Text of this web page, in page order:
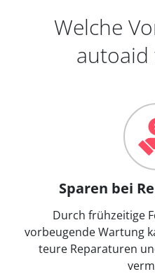
Welche
autoaid
Sparen bei
Durch frühzeitige
vorbeugende Wartung
teure Reparaturen